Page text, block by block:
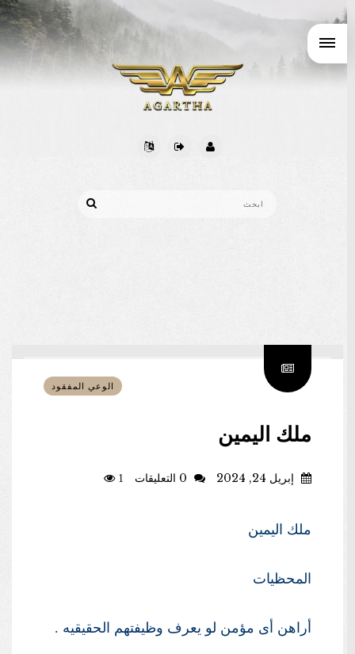
الوعي المفقود
ملك اليمين
إبريل 24, 2024 0 التعليقات
ملك اليمين
المحظيات
أراهن أى مؤمن لو يعرف وظيفتهم الحقيقيه .